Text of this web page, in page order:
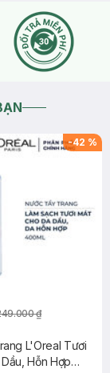
-42 %
₫
L'Oreal Tươi
Hỗn Hợp